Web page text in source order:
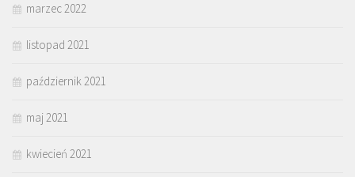
marzec 2022
listopad 2021
październik 2021
maj 2021
kwiecień 2021